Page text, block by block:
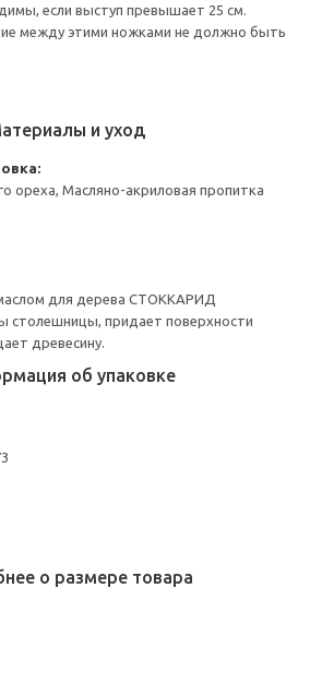
если выступ превышает 25 см.
между этими ножками не должно быть
и уход
ореха, Масляно-акриловая пропитка
для дерева СТОККАРИД
столешницы, придает поверхности
древесину.
об упаковке
о размере товара